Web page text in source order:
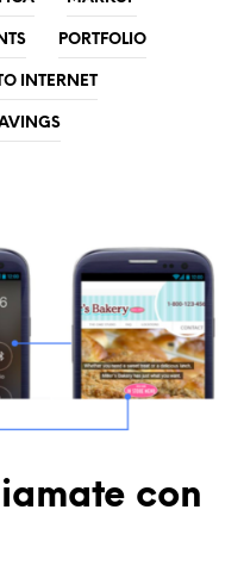
PORTFOLIO
INTERNET
con